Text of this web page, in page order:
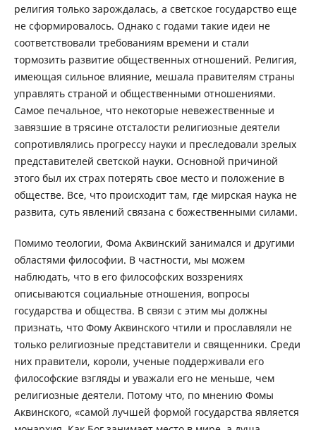
религия только зарождалась, а светское государство еще
не сформировалось. Однако с годами такие идеи не
соответствовали требованиям времени и стали
тормозить развитие общественных отношений. Религия,
имеющая сильное влияние, мешала правителям страны
управлять страной и общественными отношениями.
Самое печальное, что некоторые невежественные и
завязшие в трясине отсталости религиозные деятели
сопротивлялись прогрессу науки и преследовали зрелых
представителей светской науки. Основной причиной
этого был их страх потерять свое место и положение в
обществе. Все, что происходит там, где мирская наука не
развита, суть явлений связана с божественными силами.
Помимо теологии, Фома Аквинский занимался и другими
областями философии. В частности, мы можем
наблюдать, что в его философских воззрениях
описываются социальные отношения, вопросы
государства и общества. В связи с этим мы должны
признать, что Фому Аквинского чтили и прославляли не
только религиозные представители и священники. Среди
них правители, короли, ученые поддерживали его
философские взгляды и уважали его не меньше, чем
религиозные деятели. Потому что, по мнению Фомы
Аквинского, «самой лучшей формой государства является